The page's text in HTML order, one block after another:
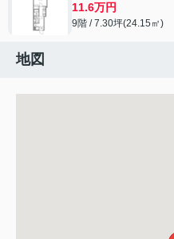
11.6万円
9階 / 7.30坪(24.15㎡)
地図